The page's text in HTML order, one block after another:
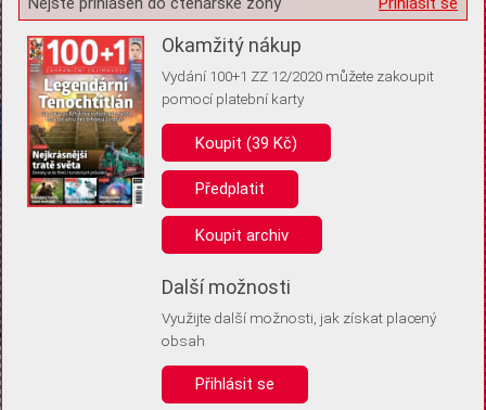
Žádost o souhlas s ukládáním volitelných informací
Pro základní fungování webu nepotřebujeme ukládat žádné informace
(tzv. cookies apod.). Rádi bychom vás ale požádali o souhlas s
uložením volitelných informací:
Anonymní unikátní ID
Díky němu příště poznáme, že se jedná o stejné zařízení, a
Identifikátor je zcela anonymní.
Vaše souhlasy a odmítnutí si ukládáme do vašeho zařízení, abychom se
vás už příště znovu neptali. Můžete je kdykoli později upravit ve Správě
Okamžitý nákup
Vydání 100+1 ZZ 12/2020 můžete zakoupit
pomocí platební karty
Koupit (39 Kč)
Předplatit
Koupit archiv
Další možnosti
Využijte další možnosti, jak získat placený
obsah
Přihlásit se